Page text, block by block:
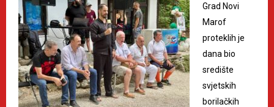
Grad Novi
Marof
proteklih je
dana bio
središte
svjetskih
borilačkih